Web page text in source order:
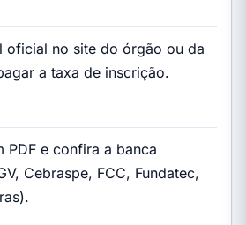
oficial no site do órgão ou da
a taxa de inscrição.
PDF e confira a banca
Cebraspe, FCC, Fundatec,